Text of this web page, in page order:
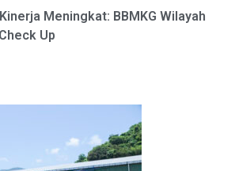
Meningkat: BBMKG Wilayah
Up